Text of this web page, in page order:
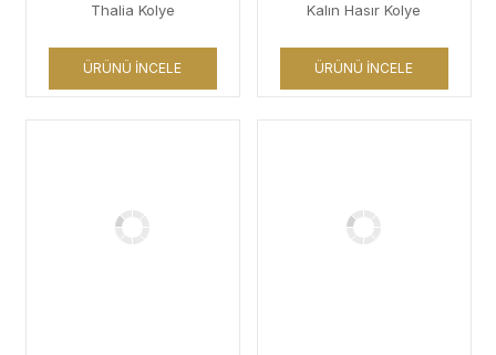
Thalia Kolye
ÜRÜNÜ İNCELE
Kalın Hasır Kolye
ÜRÜNÜ İNCELE